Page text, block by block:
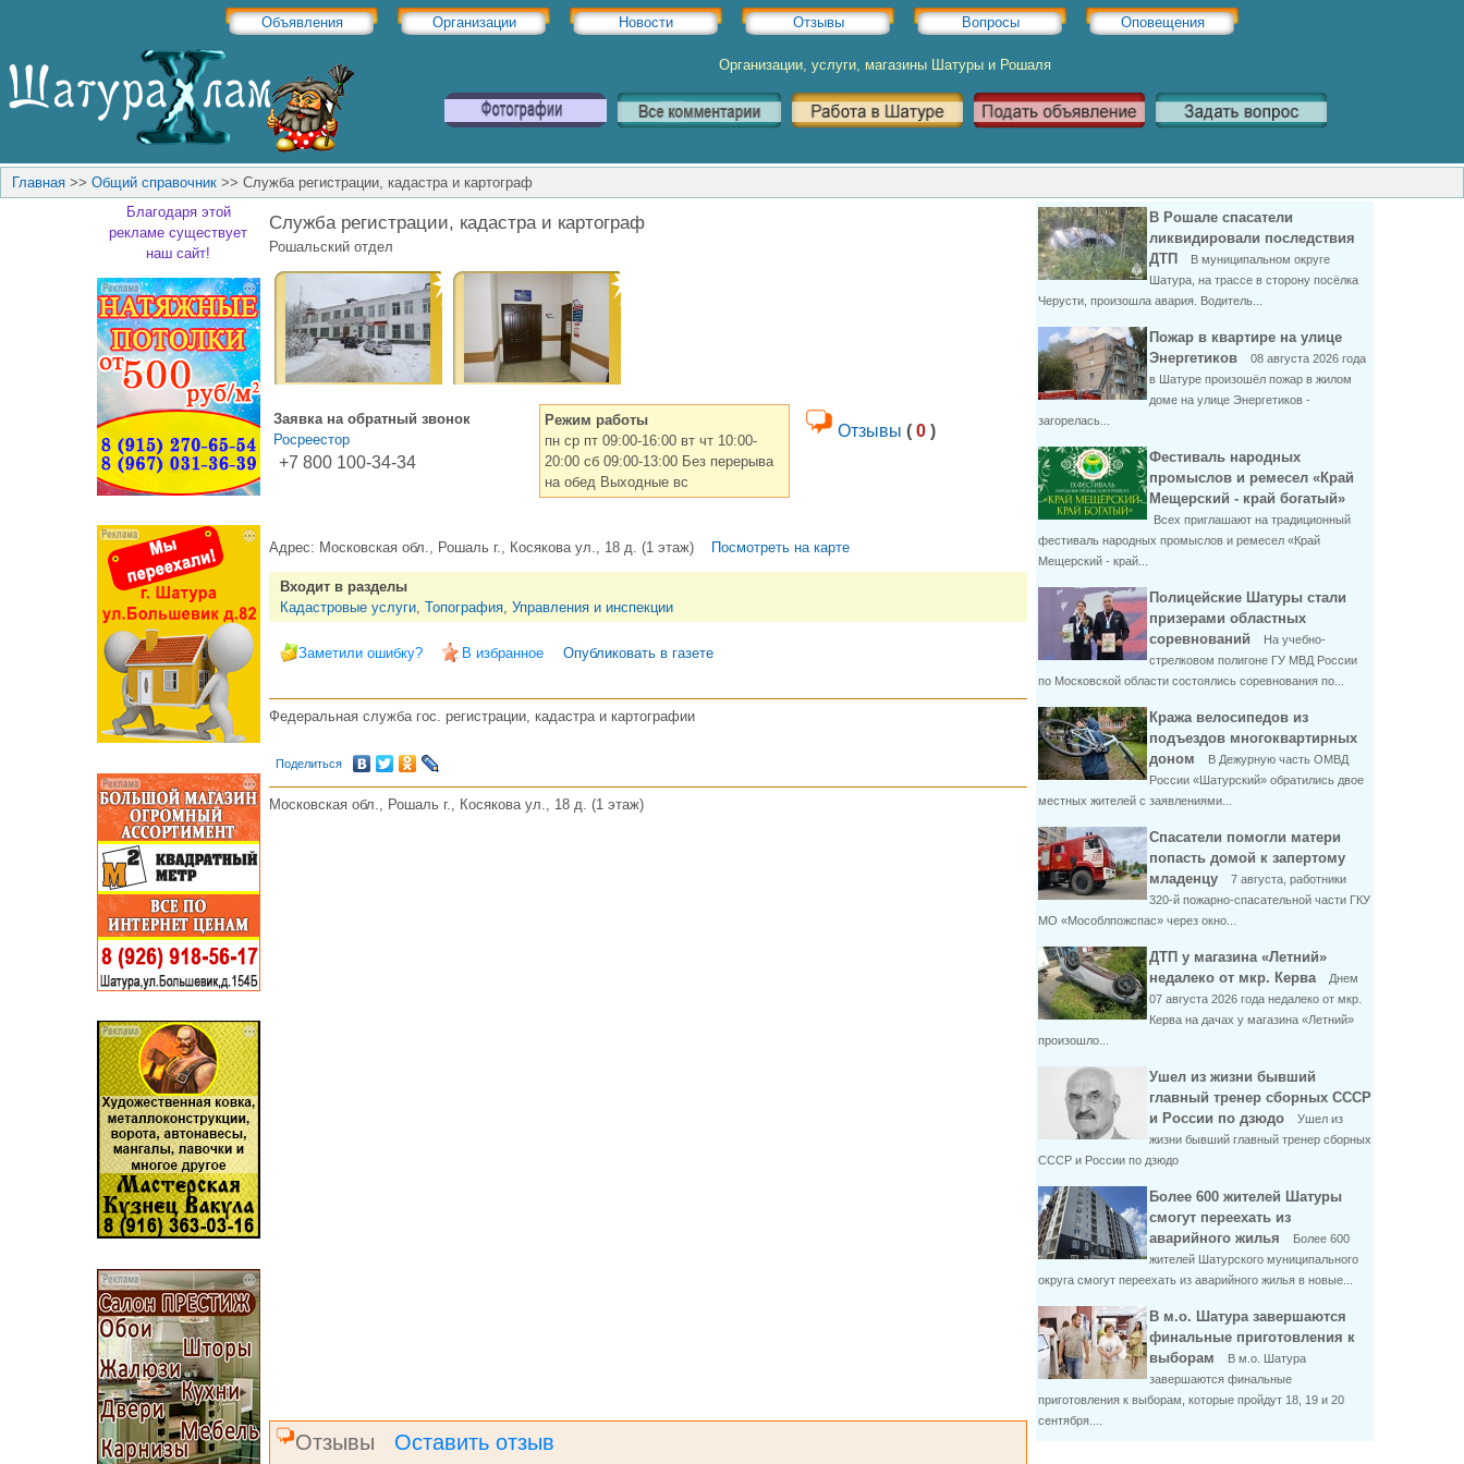
Объявления Организации Новости Отзывы Вопросы Оповещения
Организации, услуги, магазины Шатуры и Рошаля
Главная >> Общий справочник >> Служба регистрации, кадастра и картограф
Благодаря этой
рекламе существует
наш сайт!
Служба регистрации, кадастра и картограф
Рошальский отдел
Заявка на обратный звонок
Росреестор
+7 800 100-34-34
Режим работы
пн ср пт 09:00-16:00 вт чт 10:00-
20:00 сб 09:00-13:00 Без перерыва
на обед Выходные вс
Отзывы ( 0)
Адрес: Московская обл., Рошаль г., Косякова ул., 18 д. (1 этаж) Посмотреть на карте
Входит в разделы
Кадастровые услуги, Топография, Управления и инспекции
Заметили ошибку? В избранное Опубликовать в газете
Федеральная служба гос. регистрации, кадастра и картографии
Поделиться
Московская обл., Рошаль г., Косякова ул., 18 д. (1 этаж)
Отзывы Оставить отзыв
В Рошале спасатели
ликвидировали последствия
ДТП
В муниципальном округе
Шатура, на трассе в сторону посёлка
Черусти, произошла авария. Водитель...
Пожар в квартире на улице
Энергетиков
08 августа 2026 года
в Шатуре произошёл пожар в жилом
доме на улице Энергетиков -
загорелась...
Фестиваль народных
промыслов и ремесел «Край
Мещерский - край богатый»
Всех приглашают на традиционный
фестиваль народных промыслов и ремесел «Край
Мещерский - край...
Полицейские Шатуры стали
призерами областных
соревнований
На учебно-
стрелковом полигоне ГУ МВД России
по Московской области состоялись соревнования по...
Кража велосипедов из
подъездов многоквартирных
доном
В Дежурную часть ОМВД
России «Шатурский» обратились двое
местных жителей с заявлениями...
Спасатели помогли матери
попасть домой к запертому
младенцу
7 августа, работники
320-й пожарно-спасательной части ГКУ
МО «Мособлпожспас» через окно...
ДТП у магазина «Летний»
недалеко от мкр. Керва
Днем
07 августа 2026 года недалеко от мкр.
Керва на дачах у магазина «Летний»
произошло...
Ушел из жизни бывший
главный тренер сборных СССР
и России по дзюдо
Ушел из
жизни бывший главный тренер сборных
СССР и России по дзюдо
Более 600 жителей Шатуры
смогут переехать из
аварийного жилья
Более 600
жителей Шатурского муниципального
округа смогут переехать из аварийного жилья в новые...
В м.о. Шатура завершаются
финальные приготовления к
выборам
В м.о. Шатура
завершаются финальные
приготовления к выборам, которые пройдут 18, 19 и 20
сентября....